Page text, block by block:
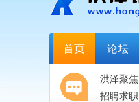
首页 论坛
洪泽聚焦
招聘求职